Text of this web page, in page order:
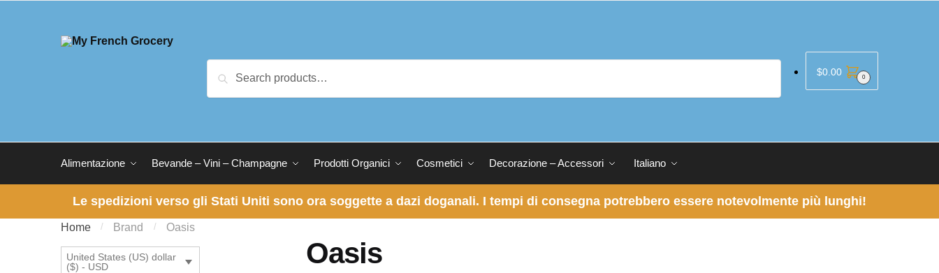
Search $0.00 0
Alimentazione Bevande – Vini – Champagne Prodotti Organici Cosmetici Decorazione – Accessori Italiano
Le spedizioni verso gli Stati Uniti sono ora soggette a dazi doganali. I tempi di consegna potrebbero essere notevolmente più lunghi!
Home / Brand / Oasis
Oasis
United States (US) dollar
($) - USD